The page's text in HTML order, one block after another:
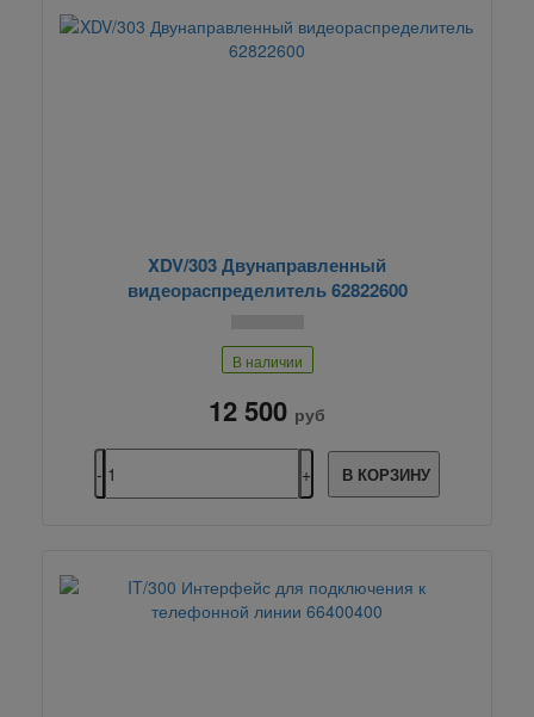
XDV/303 Двунаправленный
видеораспределитель 62822600
В наличии
12 500 руб
В КОРЗИНУ